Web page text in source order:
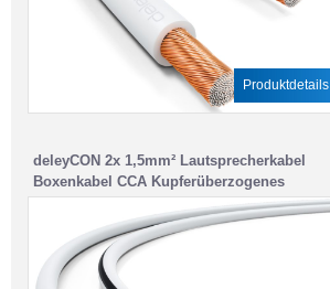
Produktdetails
deleyCON 2x 1,5mm² Lautsprecherkabel
Boxenkabel CCA Kupferüberzogenes
Aluminium 2x48x0,20mm Litze – Weiß